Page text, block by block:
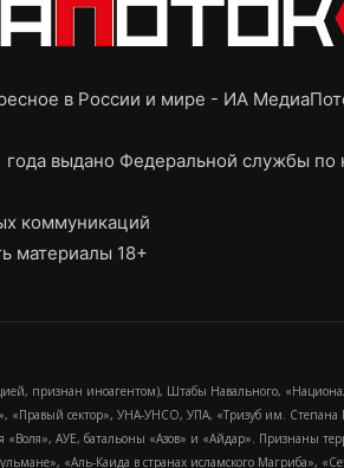
в России и мире - ИА
выдано Федеральной службы по
коммуникаций
материалы 18+
признан иноагентом), Штабы Навального,
«Правый сектор», УНА-УНСО, УПА, «Тризуб им.
«Воля», АУЕ, батальоны «Азов» и «Айдар».
«Аль-Каида в странах исламского Магриба»,